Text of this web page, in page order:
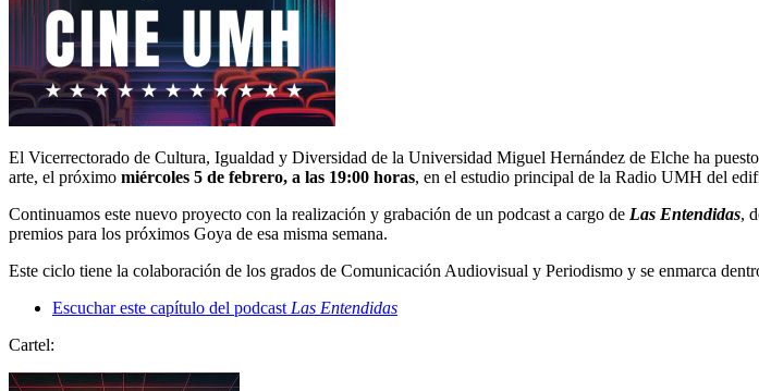
El Vicerrectorado de Cultura, Igualdad y Diversidad de la Universidad Miguel Hernández de Elche ha
arte, el próximo miércoles 5 de febrero, a las 19:00 horas, en el estudio principal de la Radio UMH del
Continuamos este nuevo proyecto con la realización y grabación de un podcast a cargo de Las Entendidas,
premios para los próximos Goya de esa misma semana.
Este ciclo tiene la colaboración de los grados de Comunicación Audiovisual y Periodismo y se enmarca
Escuchar este capítulo del podcast Las Entendidas
Cartel: